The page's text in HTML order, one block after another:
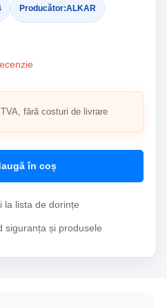
Producător:ALKAR
fără costuri de livrare
în coș
la lista de dorințe
siguranța și produsele